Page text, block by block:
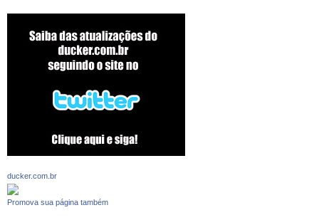
ducker.com.br
Promova sua página também